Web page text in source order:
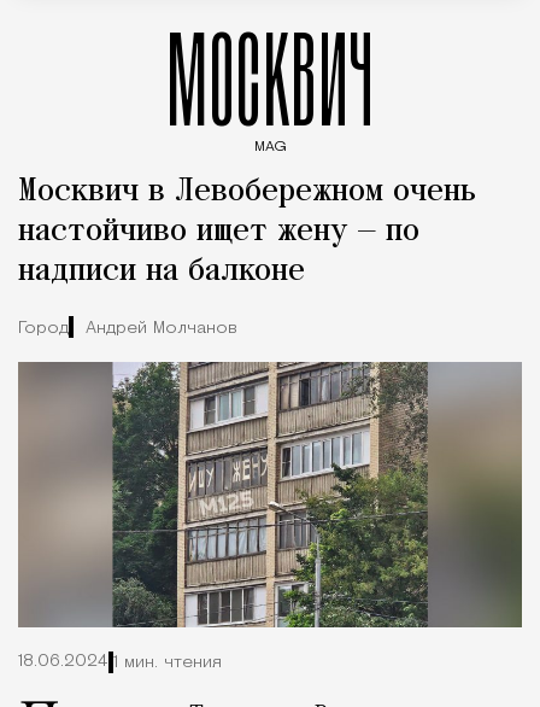
МОСКВИЧ
MAG
Москвич в Левобережном очень
настойчиво ищет жену — по
надписи на балконе
Город Андрей Молчанов
18.06.2024 1 мин. чтения